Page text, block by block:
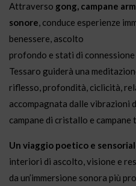
Attraverso gong, campane
sonore, conduce esperienze
benessere, ascolto
profondo e stati di connessione
Tessaro guiderà una meditazion
riflesso, profondità, ciclicità, r
accompagnata dalle vibrazioni
campane di cristallo e campane
Un viaggio poetico e sensorial
interiori di ascolto, visione e re
da un’immersione sonora più